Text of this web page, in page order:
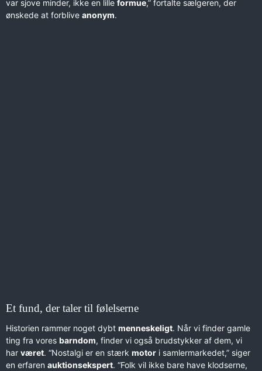
var sjove minder, ikke en lille formue,” fortalte sælgeren, der
ønskede at forblive anonym.
Et fund, der taler til følelserne
Historien rammer noget dybt menneskeligt. Når vi finder gamle
ting fra vores barndom, finder vi også brudstykker af dem, vi
har været. “Nostalgi er en stærk motor i samlermarkedet,” siger
en erfaren auktionsekspert. “Folk vil ikke bare have klodserne,